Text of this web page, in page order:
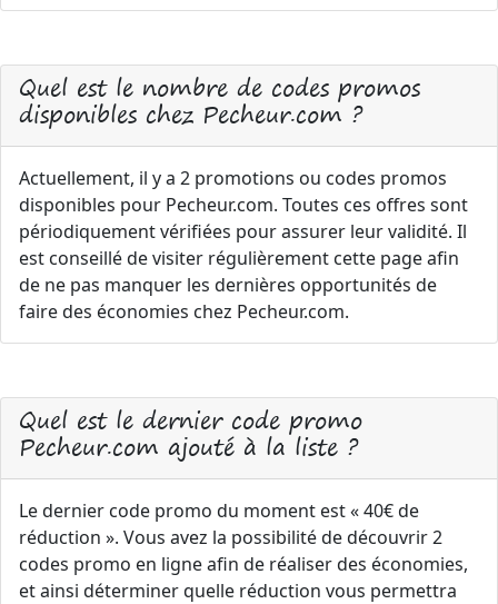
Quel est le nombre de codes promos
disponibles chez Pecheur.com ?
Actuellement, il y a 2 promotions ou codes promos
disponibles pour Pecheur.com. Toutes ces offres sont
périodiquement vérifiées pour assurer leur validité. Il
est conseillé de visiter régulièrement cette page afin
de ne pas manquer les dernières opportunités de
faire des économies chez Pecheur.com.
Quel est le dernier code promo
Pecheur.com ajouté à la liste ?
Le dernier code promo du moment est « 40€ de
réduction ». Vous avez la possibilité de découvrir 2
codes promo en ligne afin de réaliser des économies,
et ainsi déterminer quelle réduction vous permettra